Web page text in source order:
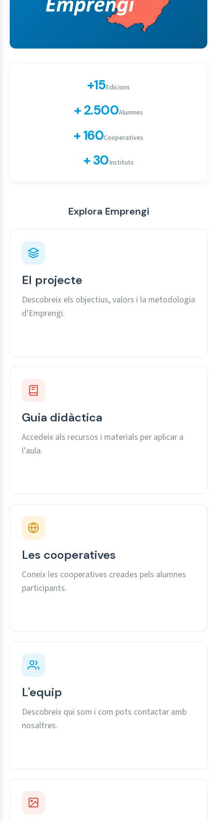
+15Edicions
+ 2.500Alumnes
+ 160Cooperatives
+ 30Instituts
Explora Emprengi
El projecte
Descobreix els objectius, valors i la metodologia
d'Emprengi.
Guia didàctica
Accedeix als recursos i materials per aplicar a
l'aula.
Les cooperatives
Coneix les cooperatives creades pels alumnes
participants.
L'equip
Descobreix qui som i com pots contactar amb
nosaltres.